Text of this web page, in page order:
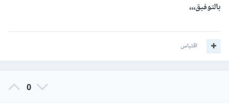
بالتوفيق،،،
اقتباس
0